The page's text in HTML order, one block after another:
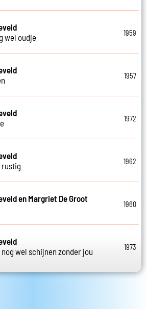
wel oudje
1959
1957
1972
1962
en Margriet De Groot
1960
nog wel schijnen zonder jou
1973